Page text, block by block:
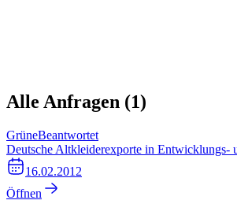
Alle Anfragen (1)
GrüneBeantwortet
Deutsche Altkleiderexporte in Entwicklungs-
16.02.2012
Öffnen